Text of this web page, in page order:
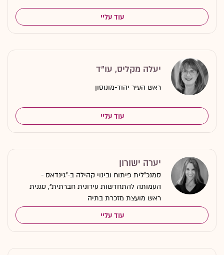
עוד עליי
יעלה מקליס, עו"ד
ראש העיר יהוד-מונוסון
עוד עליי
יערה ישורון
סמנכ"לית פיתוח ובינוי קהילה ב-"גינדאס -
העמותה להתחדשות עירונית חברתית", סגנית
ראש מועצת מזכרת בתיה
עוד עליי